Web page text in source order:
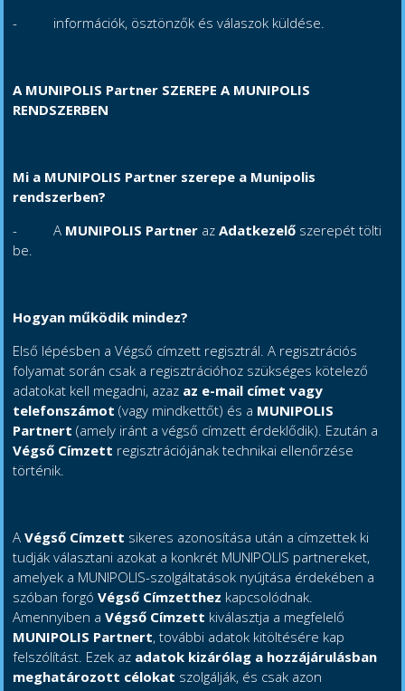
- információk, ösztönzők és válaszok küldése.
A MUNIPOLIS Partner SZEREPE A MUNIPOLIS
RENDSZERBEN
Mi a MUNIPOLIS Partner szerepe a Munipolis
rendszerben?
- A MUNIPOLIS Partner azAdatkezelő szerepét tölti
be.
Hogyan működik mindez?
Első lépésben a Végső címzett regisztrál. A regisztrációs
folyamat során csak a regisztrációhoz szükséges kötelező
adatokat kell megadni, azaz az e-mail címet vagy
telefonszámot (vagy mindkettőt) és a MUNIPOLIS
Partnert(amely iránt a végső címzett érdeklődik). Ezután a
Végső Címzett regisztrációjának technikai ellenőrzése
történik.
AVégső Címzett sikeres azonosítása után a címzettek ki
tudják választani azokat a konkrét MUNIPOLIS partnereket,
amelyek a MUNIPOLIS-szolgáltatások nyújtása érdekében a
szóban forgóVégső Címzetthez kapcsolódnak.
Amennyiben aVégső Címzett kiválasztja a megfelelő
MUNIPOLIS Partnert, további adatok kitöltésére kap
felszólítást. Ezek az adatok kizárólag a hozzájárulásban
meghatározott célokat szolgálják, és csak azon